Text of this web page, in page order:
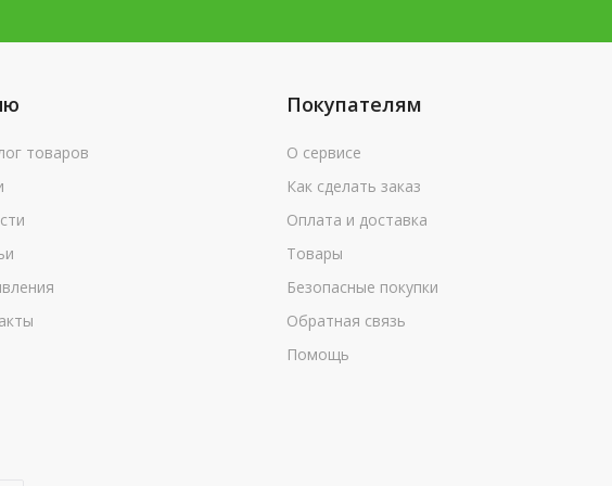
товаров
Покупателям
О сервисе
Как сделать заказ
Оплата и доставка
Товары
Безопасные покупки
Обратная связь
Помощь